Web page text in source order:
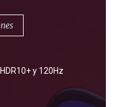
y 120Hz